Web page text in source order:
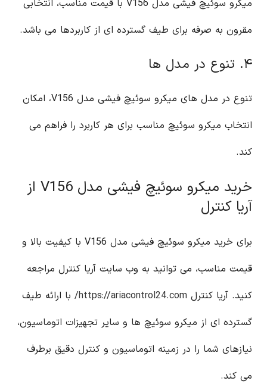
میکرو سوئیچ فیشی مدل V156 با قیمت مناسب، انتخابی
مقرون به صرفه برای طیف گسترده ای از کاربردها می باشد.
۴. تنوع در مدل ها
تنوع در مدل های میکرو سوئیچ فیشی مدل V156، امکان
انتخاب میکرو سوئیچ مناسب برای هر کاربرد را فراهم می
کند.
خرید میکرو سوئیچ فیشی مدل V156 از
آریا کنترل
برای خرید میکرو سوئیچ فیشی مدل V156 با کیفیت بالا و
قیمت مناسب، می توانید به وب سایت آریا کنترل مراجعه
کنید. آریا کنترل https://ariacontrol24.com/ با ارائه طیف
گسترده ای از میکرو سوئیچ ها و سایر تجهیزات اتوماسیون،
نیازهای شما را در زمینه اتوماسیون و کنترل دقیق برطرف
می کند.